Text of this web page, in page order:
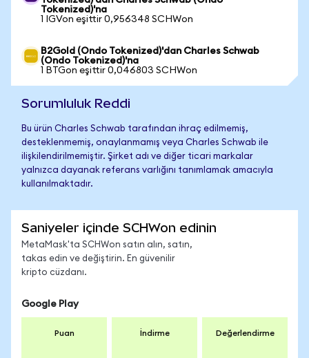
Tokenized)'na
1 IGVon eşittir 0,956348 SCHWon
B2Gold (Ondo Tokenized)'dan Charles Schwab
(Ondo Tokenized)'na
1 BTGon eşittir 0,046803 SCHWon
Sorumluluk Reddi
Bu ürün Charles Schwab tarafından ihraç edilmemiş,
desteklenmemiş, onaylanmamış veya Charles Schwab ile
ilişkilendirilmemiştir. Şirket adı ve diğer ticari markalar
yalnızca dayanak referans varlığını tanımlamak amacıyla
kullanılmaktadır.
Saniyeler içinde SCHWon edinin
MetaMask'ta SCHWon satın alın, satın,
takas edin ve değiştirin. En güvenilir
kripto cüzdanı.
Google Play
Puan İndirme Değerlendirme